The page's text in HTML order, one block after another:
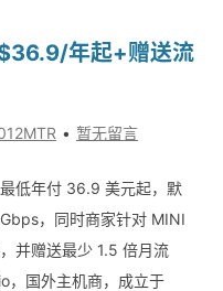
年起+赠送流
暂无留言
低年付 36.9 美元起，默
，同时商家针对 MINI
并赠送最少 1.5 倍月流
，国外主机商，成立于